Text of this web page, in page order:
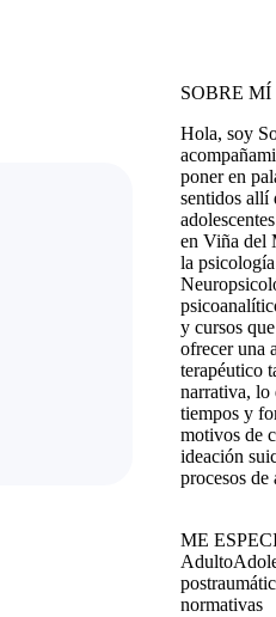
SOBRE MÍ
Hola, soy
poner en
sentidos allí
en Viña del
la
y cursos
ofrecer una
terapéutico
narrativa, lo
tiempos y
motivos de
ideación
procesos
ME
Adulto
normativas